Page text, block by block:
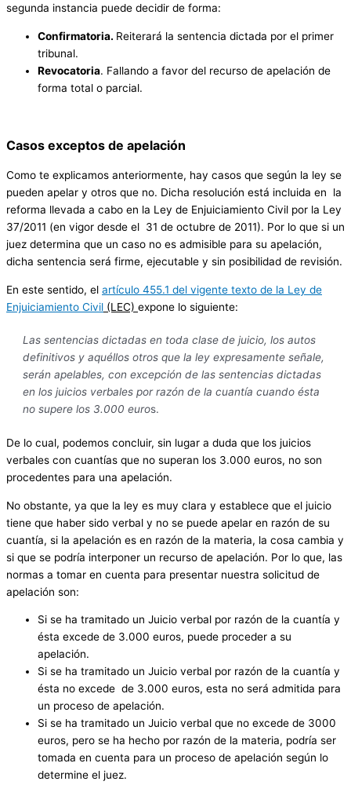
segunda instancia puede decidir de forma:
Confirmatoria. Reiterará la sentencia dictada por el primer
tribunal.
Revocatoria. Fallando a favor del recurso de apelación de
forma total o parcial.
Casos exceptos de apelación
Como te explicamos anteriormente, hay casos que según la ley se
pueden apelar y otros que no. Dicha resolución está incluida en la
reforma llevada a cabo en la Ley de Enjuiciamiento Civil por la Ley
37/2011 (en vigor desde el 31 de octubre de 2011). Por lo que si un
juez determina que un caso no es admisible para su apelación,
dicha sentencia será firme, ejecutable y sin posibilidad de revisión.
En este sentido, el artículo 455.1 del vigente texto de la Ley de
Enjuiciamiento Civil (LEC) expone lo siguiente:
Las sentencias dictadas en toda clase de juicio, los autos
definitivos y aquéllos otros que la ley expresamente señale,
serán apelables, con excepción de las sentencias dictadas
en los juicios verbales por razón de la cuantía cuando ésta
no supere los 3.000 euros.
De lo cual, podemos concluir, sin lugar a duda que los juicios
verbales con cuantías que no superan los 3.000 euros, no son
procedentes para una apelación.
No obstante, ya que la ley es muy clara y establece que el juicio
tiene que haber sido verbal y no se puede apelar en razón de su
cuantía, si la apelación es en razón de la materia, la cosa cambia y
si que se podría interponer un recurso de apelación. Por lo que, las
normas a tomar en cuenta para presentar nuestra solicitud de
apelación son:
Si se ha tramitado un Juicio verbal por razón de la cuantía y
ésta excede de 3.000 euros, puede proceder a su
apelación.
Si se ha tramitado un Juicio verbal por razón de la cuantía y
ésta no excede de 3.000 euros, esta no será admitida para
un proceso de apelación.
Si se ha tramitado un Juicio verbal que no excede de 3000
euros, pero se ha hecho por razón de la materia, podría ser
tomada en cuenta para un proceso de apelación según lo
determine el juez.